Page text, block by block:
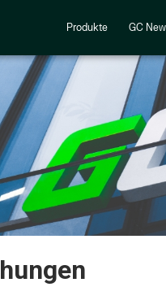
Produkte GC